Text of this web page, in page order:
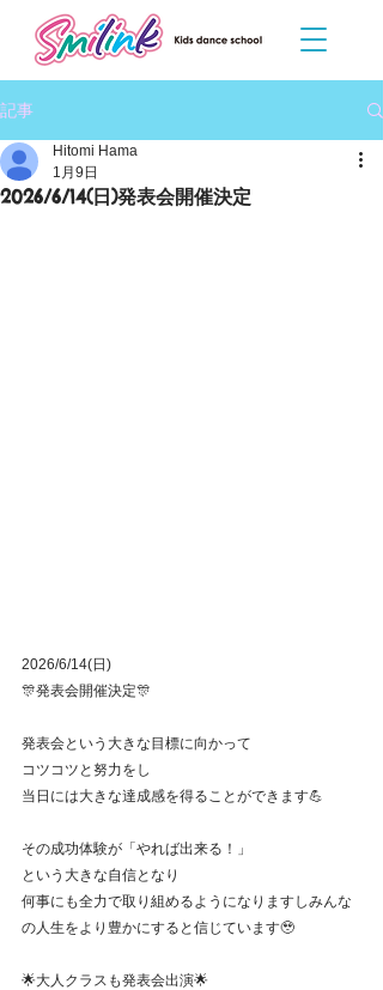
記事
2026/6/14(日)発表会開催決定
Hitomi Hama
1月9日
2026/6/14(日)
🎊発表会開催決定🎊
発表会という大きな目標に向かって
コツコツと努力をし
当日には大きな達成感を得ることができます💪
その成功体験が「やれば出来る！」
という大きな自信となり
何事にも全力で取り組めるようになりますしみんな
の人生をより豊かにすると信じています🥹
🌟大人クラスも発表会出演🌟